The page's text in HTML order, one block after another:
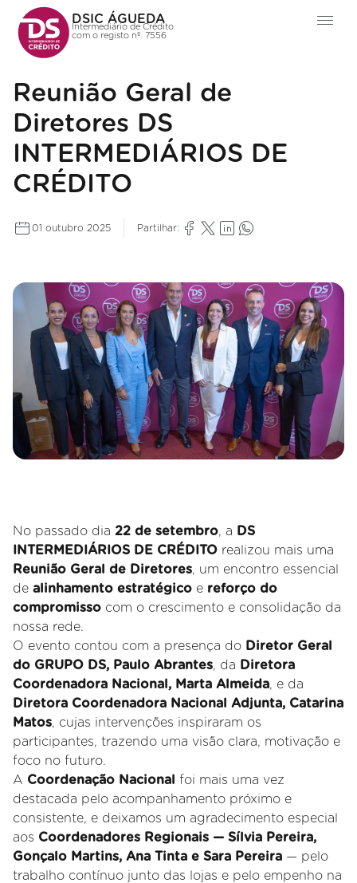
DSIC ÁGUEDA
Intermediário de Crédito
com o registo nº. 7556
Reunião Geral de
Diretores DS
INTERMEDIÁRIOS DE
CRÉDITO
01 outubro 2025 Partilhar:
No passado dia 22 de setembro, a
DS
INTERMEDIÁRIOS DE CRÉDITO realizou mais uma
Reunião Geral de Diretores, um encontro essencial
de alinhamento estratégico e reforço do
compromisso com o crescimento e consolidação da
nossa rede.
O evento contou com a presença do Diretor Geral
do GRUPO DS, Paulo Abrantes, da
Diretora
Coordenadora Nacional, Marta Almeida, e da
Diretora Coordenadora Nacional Adjunta, Catarina
Matos, cujas intervenções inspiraram os
participantes, trazendo uma visão clara, motivação e
foco no futuro.
A Coordenação Nacional
foi mais uma vez
destacada pelo acompanhamento próximo e
consistente, e deixamos um agradecimento especial
aos Coordenadores Regionais — Sílvia Pereira,
Gonçalo Martins, Ana Tinta e Sara Pereira — pelo
trabalho contínuo junto das lojas e pelo empenho na